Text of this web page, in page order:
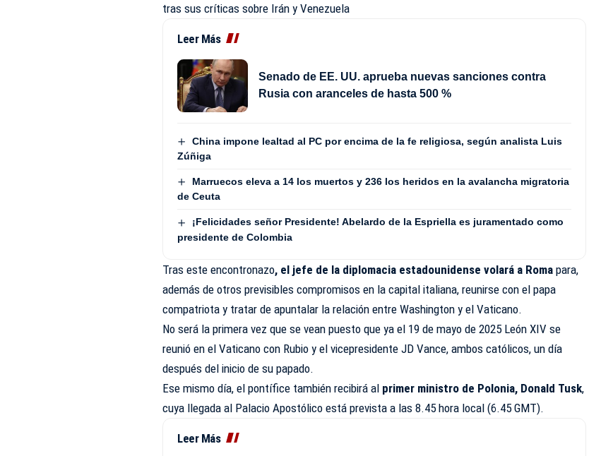
tras sus críticas sobre Irán y Venezuela
Leer Más
Senado de EE. UU. aprueba nuevas sanciones contra
Rusia con aranceles de hasta 500 %
China impone lealtad al PC por encima de la fe religiosa, según analista Luis
Zúñiga
Marruecos eleva a 14 los muertos y 236 los heridos en la avalancha migratoria
de Ceuta
¡Felicidades señor Presidente! Abelardo de la Espriella es juramentado como
presidente de Colombia
Tras este encontronazo, el jefe de la diplomacia estadounidense volará a Romapara,
además de otros previsibles compromisos en la capital italiana, reunirse con el papa
compatriota y tratar de apuntalar la relación entre Washington y el Vaticano.
No será la primera vez que se vean puesto que ya el 19 de mayo de 2025 León XIV se
reunió en el Vaticano con Rubio y el vicepresidente JD Vance, ambos católicos, un día
después del inicio de su papado.
Ese mismo día, el pontífice también recibirá al primer ministro de Polonia, Donald Tusk,
cuya llegada al Palacio Apostólico está prevista a las 8.45 hora local (6.45 GMT).
Leer Más